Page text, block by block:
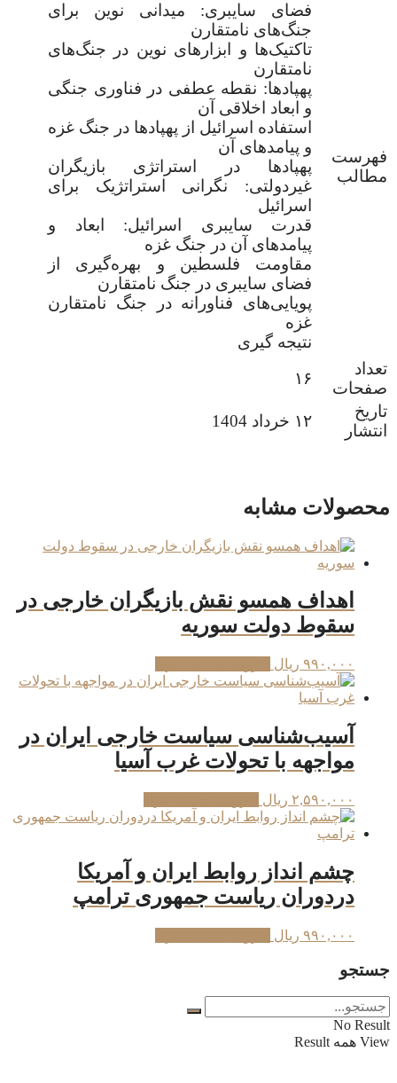
فهرست
مطالب
فضای سایبری: میدانی نوین برای
جنگ‌های نامتقارن
تاکتیک‌ها و ابزارهای نوین در جنگ‌های
نامتقارن
پهپادها: نقطه عطفی در فناوری جنگی
و ابعاد اخلاقی آن
استفاده اسرائیل از پهپادها در جنگ غزه
و پیامدهای آن
پهپادها در استراتژی بازیگران
غیردولتی: نگرانی استراتژیک برای
اسرائیل
قدرت سایبری اسرائیل: ابعاد و
پیامدهای آن در جنگ غزه
مقاومت فلسطین و بهره‌گیری از
فضای سایبری در جنگ نامتقارن
پویایی‌های فناورانه در جنگ نامتقارن
غزه
نتیجه گیری
تعداد
صفحات
۱۶
تاریخ
انتشار
۱۲ خرداد 1404
محصولات مشابه
اهداف همسو نقش بازیگران خارجی در
سقوط دولت سوریه
۹۹۰,۰۰۰ ریال
آسیب‌شناسی سیاست خارجی ایران در
مواجهه با تحولات غرب آسیا
۲,۵۹۰,۰۰۰ ریال
چشم انداز روابط ایران و آمریکا
دردوران ریاست جمهوری ترامپ
۹۹۰,۰۰۰ ریال
جستجو
No Result
View همه Result